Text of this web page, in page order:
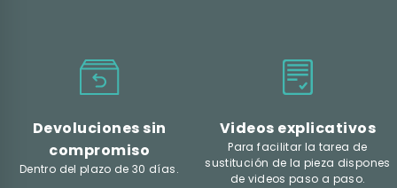
Devoluciones sin
compromiso
Dentro del plazo de 30 días.
Videos explicativos
Para facilitar la tarea de
sustitución de la pieza dispones
de videos paso a paso.